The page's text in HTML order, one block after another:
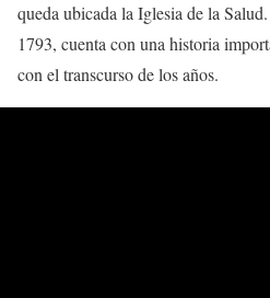
queda ubicada la Iglesia de la
1793, cuenta con una historia
con el transcurso de los años.